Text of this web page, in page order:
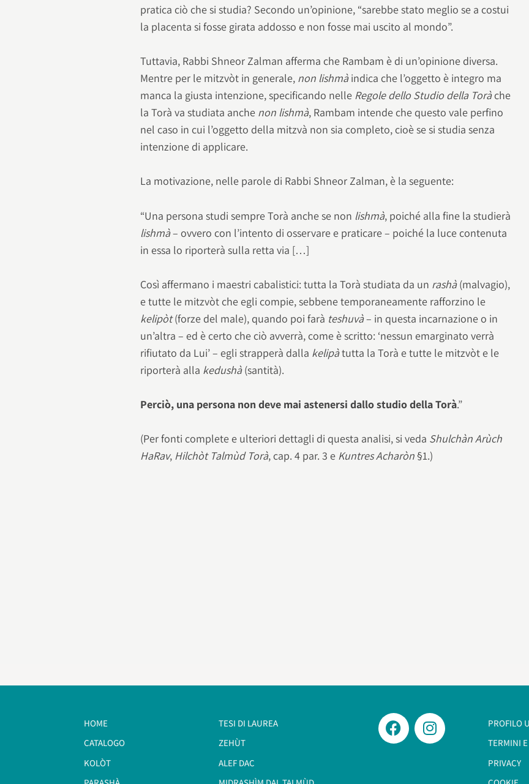
pratica ciò che si studia? Secondo un’opinione, “sarebbe stato meglio se a costui
la placenta si fosse girata addosso e non fosse mai uscito al mondo”.
Tuttavia, Rabbi Shneor Zalman afferma che Rambam è di un’opinione diversa.
Mentre per le mitzvòt in generale, non lishmàindica che l’oggetto è integro ma
manca la giusta intenzione, specificando nelle Regole dello Studio della Toràche
la Torà va studiata anche non lishmà, Rambam intende che questo vale perfino
nel caso in cui l’oggetto della mitzvà non sia completo, cioè se si studia senza
intenzione di applicare.
La motivazione, nelle parole di Rabbi Shneor Zalman, è la seguente:
“Una persona studi sempre Torà anche se non lishmà, poiché alla fine la studierà
lishmà– ovvero con l’intento di osservare e praticare – poiché la luce contenuta
in essa lo riporterà sulla retta via […]
Così affermano i maestri cabalistici: tutta la Torà studiata da un rashà(malvagio),
e tutte le mitzvòt che egli compie, sebbene temporaneamente rafforzino le
kelipòt(forze del male), quando poi farà teshuvà– in questa incarnazione o in
un’altra – ed è certo che ciò avverrà, come è scritto: ‘nessun emarginato verrà
rifiutato da Lui’ – egli strapperà dalla kelipàtutta la Torà e tutte le mitzvòt e le
riporterà alla kedushà(santità).
Perciò, una persona non deve mai astenersi dallo studio della Torà.”
(Per fonti complete e ulteriori dettagli di questa analisi, si veda Shulchàn Arùch
HaRav, Hilchòt Talmùd Torà, cap. 4 par. 3 e Kuntres Acharòn §1.)
HOME
CATALOGO
KOLÒT
TESI DI LAUREA
ZEHÙT
ALEF DAC
PROFILO
TERMINI
PRIVACY